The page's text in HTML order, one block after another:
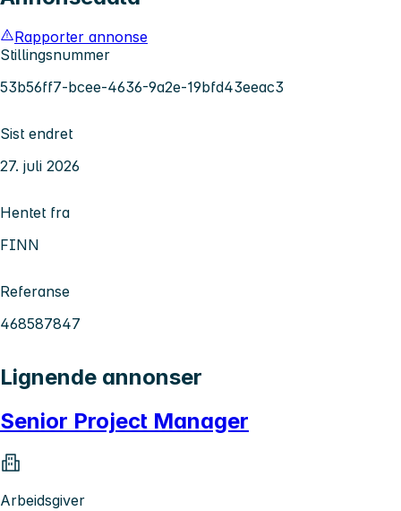
Rapporter annonse
Stillingsnummer
53b56ff7-bcee-4636-9a2e-19bfd43eeac3
Sist endret
27. juli 2026
Hentet fra
FINN
Referanse
468587847
Lignende annonser
Senior Project Manager
Arbeidsgiver